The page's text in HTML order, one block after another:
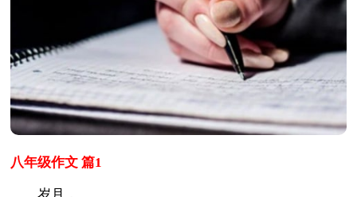
八年级作文 篇1